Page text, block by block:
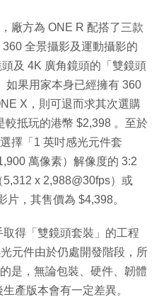
廠方為 ONE R 配搭了三款
全景攝影及運動攝影的
及 4K 廣角鏡頭的「雙鏡頭
如果用家本身已經擁有 360
X，則可退而求其次選購
較抵玩的港幣 $2,398 。至於
擇「1 英吋感光元件套
萬像素）解像度的 3:2
x 2,988@30fps）或
，其售價為 $4,398。
得「雙鏡頭套裝」的工程
元件由於仍處開發階段，所
是，無論包裝、硬件、韌體
產版本會有一定差異。